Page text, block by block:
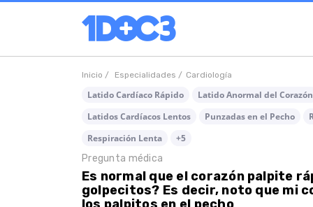
Inicio / Especialidades / Cardiología
Latido Cardíaco Rápido Latido Anormal del Corazón
Latidos Cardíacos Lentos
Punzadas en el Pecho
Respiración Lenta
+5
Pregunta médica
Es normal que el corazón palpite
golpecitos? Es decir, noto que mi